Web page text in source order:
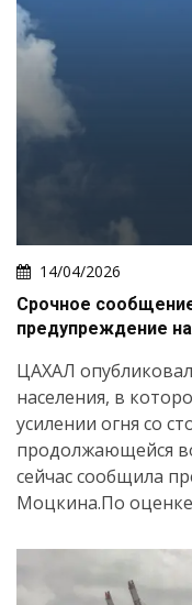
14/04/2026
Срочное
предупреждение
ЦАХАЛ
населения, в
усилении огня со
продолжающейся
сейчас сообщила
Моцкина.По